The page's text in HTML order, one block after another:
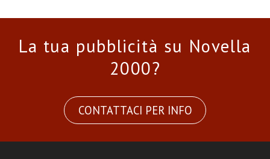
La tua pubblicità su Novella
2000?
CONTATTACI PER INFO